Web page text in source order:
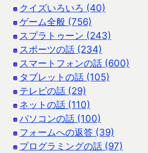
クイズいろいろ (40)
ゲーム全般 (756)
スプラトゥーン (243)
スポーツの話 (234)
スマートフォンの話 (600)
タブレットの話 (105)
テレビの話 (29)
ネットの話 (110)
パソコンの話 (100)
フォームへの返答 (39)
プログラミングの話 (97)